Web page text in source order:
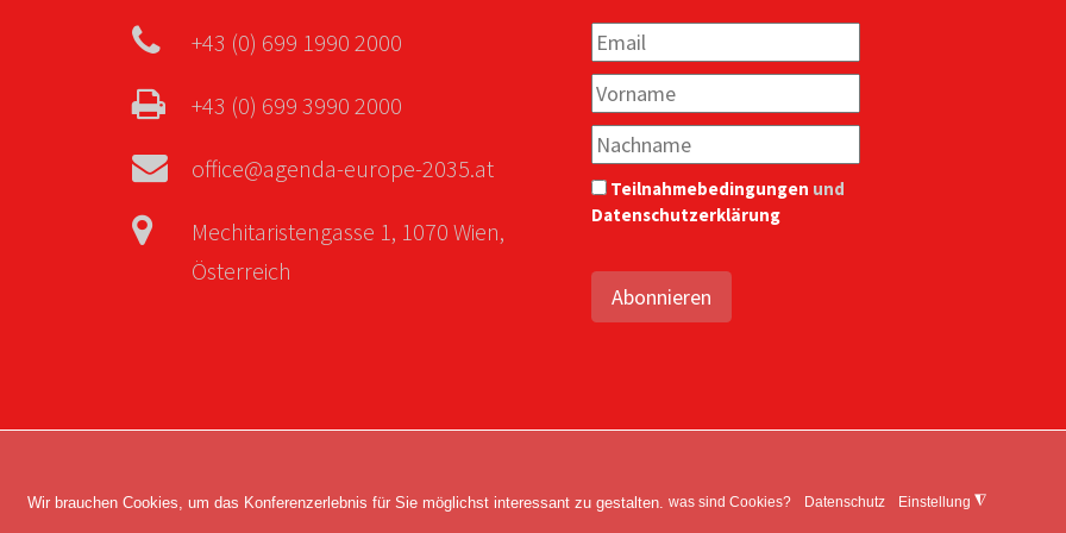
Wir brauchen Cookies, um das Konferenzerlebnis für Sie möglichst interessant zu gestalten. was sind Cookies? Datenschutz Einstellung ◮
+43 (0) 699 1990 2000
+43 (0) 699 3990 2000
office@agenda-europe-2035.at
Mechitaristengasse 1, 1070 Wien,
Österreich
Teilnahmebedingungen und
Datenschutzerklärung
Abonnieren